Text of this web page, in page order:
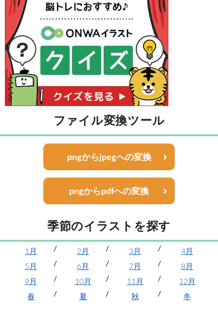
ファイル変換ツール
pngからjpegへの変換
pngからpdfへの変換
季節のイラストを探す
1月 2月 3月
4月
5月
6月 7月
8月
9月
10月 11月
12月
春
夏 秋 冬